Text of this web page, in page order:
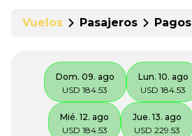
Vuelos Pasajeros Pagos
Dom. 09. ago
USD 184.53
Lun. 10. ago
USD 184.53
Mié. 12. ago
USD 184.53
Jue. 13. ago
USD 229.53